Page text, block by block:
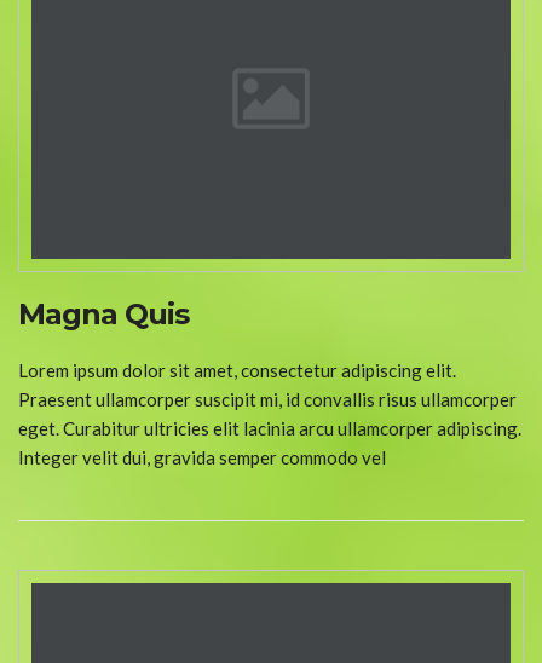
Magna Quis
Lorem ipsum dolor sit amet, consectetur adipiscing elit.
Praesent ullamcorper suscipit mi, id convallis risus ullamcorper
eget. Curabitur ultricies elit lacinia arcu ullamcorper adipiscing.
Integer velit dui, gravida semper commodo vel